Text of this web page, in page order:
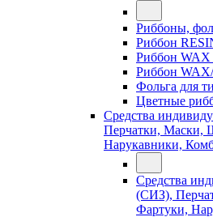
Риббоны,
Риббон
Риббон WAX
Риббон
Фольга для
Цветные
Средства
Перчатки, Маски,
Нарукавники,
Средства
(СИЗ),
Фартуки,